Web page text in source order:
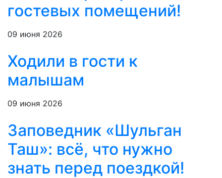
гостевых помещений!
09 июня 2026
Ходили в гости к
малышам
09 июня 2026
Заповедник «Шульган
Таш»: всё, что нужно
знать перед поездкой!